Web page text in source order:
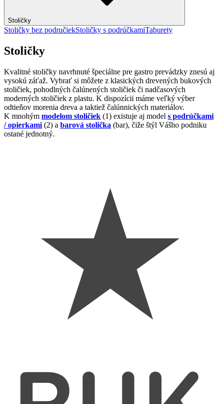
Stoličky
Stoličky bez područiekStoličky s podrúčkamiTaburety
Stoličky
Kvalitné stoličky navrhnuté špeciálne pre gastro prevádzky znesú aj
vysokú záťaž. Vybrať si môžete z klasických drevených bukových
stoličiek, pohodlných čalúnených stoličiek či nadčasových
moderných stoličiek z plastu. K dispozícii máme veľký výber
odtieňov morenia dreva a taktiež čalúnnických materiálov.
K mnohým modelom stoličiek (1) existuje aj model s podrúčkami
/ opierkami (2) a barová stolička (bar), čiže štýl Vášho podniku
ostané jednotný.